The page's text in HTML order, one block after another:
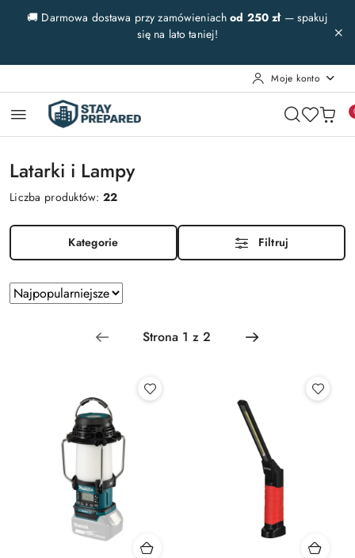
Przejdź do treści głównej
Przejdź do wyszukiwarki
Przejdź do moje konto
Przejdź do menu głównego
Przejdź do stopki
🚚 Darmowa dostawa przy zamówieniachod 250 zł— spakuj
się na lato taniej!
Moje konto
Latarki i Lampy
Liczba produktów:22
Kategorie Filtruj
Zastosowano
sortowanie:
Najpopularniejsze.
Sortuj
według